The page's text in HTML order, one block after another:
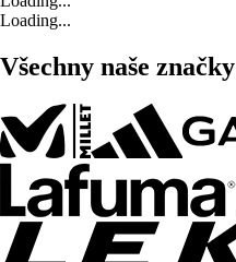
Loading...
Všechny naše značky